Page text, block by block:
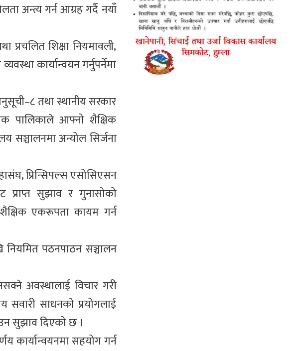
अन्त्य गर्न आग्रह गर्दै नयाँ
शिक्षा नियमावली,
कार्यान्वयन गर्नुपर्नेमा
तथा स्थानीय सरकार
पालिकाले आफ्नो शैक्षिक
सञ्चालनमा अन्योल सिर्जना
प्रिन्सिपल्स एसोसिएसन
प्राप्त सुझाव र गुनासोको
शैक्षिक एकरूपता कायम गर्न
नियमित पठनपाठन सञ्चालन
अवस्थालाई विचार गरी
सवारी साधनको प्रयोगलाई
सुझाव दिएको छ ।
कार्यान्वयनमा सहयोग गर्न